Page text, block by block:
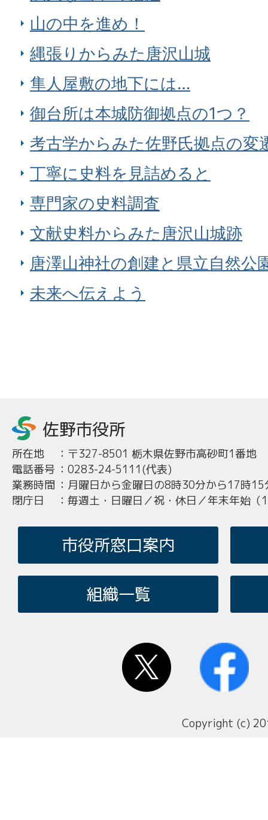
山の中を進め！
縄張りからみた唐沢山城
隼人屋敷の地下には…
御台所は本城防御拠点の1つ？
考古学からみた佐野氏拠点の変
丁寧に史料を見詰めると
専門家の史料調査
文献史料からみた唐沢山城跡
唐澤山神社の創建と県立自然公
未来へ伝えよう
所在地 ： 〒327-8501 栃木県佐野市高砂町1番地
電話番号 ： 0283-24-5111(代表)
業務時間 ： 月曜日から金曜日の8時30分から17時15
閉庁日
： 毎週土・日曜日／祝・休日／年末年始
市役所窓口案内
組織一覧
Copyright (c)